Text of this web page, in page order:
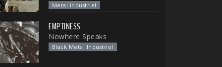
Metal Industriel
EMPTINESS
Nowhere Speaks
Black Metal Industriel